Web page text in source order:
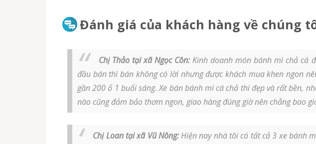
Đánh giá của khách hàng về chúng
Chị Thảo tại xã Ngọc Côn: Kinh doanh món bánh mì chả cá
đầu bán thì bán không có lời nhưng được khách mua khen ngon
gần 200 ổ 1 buổi sáng. Xe bán bánh mì cá chả thì đẹp và rất bền,
nào cũng đảm bảo thơm ngon, giao hàng đúng giờ nên chẳng bao
Chị Loan tại xã Vũ Nông:Hiện nay nhà tôi có tất cả 3 xe bánh